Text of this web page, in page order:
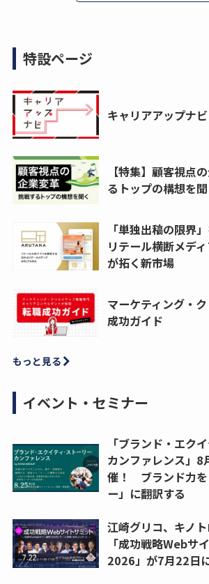
特設ページ
キャリアアップナビ
【特集】顧客視点
るトップの構想を聞
「単独出稿の限界
リテール横断メディ
が拓く新市場
マーケティング・
成功ガイド
もっと見る
イベント・セミナー
「ブランド・エク
カンファレンス」8
催！ ブランド力を
ー」に翻訳する
江崎グリコ、キノ
「成功戦略Webサ
2026」が7月22日